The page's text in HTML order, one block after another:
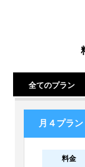
全てのプラン
月４プラン
料金